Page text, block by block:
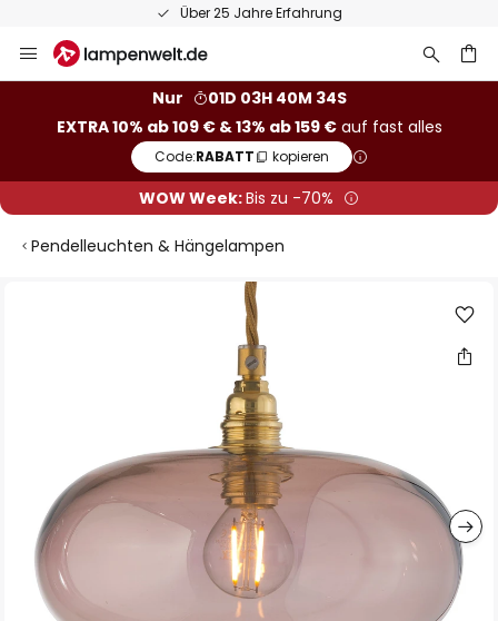
Über 25 Jahre Erfahrung
Inhalt
Nur
01D 03H 40M 33S
EXTRA 10% ab 109 € & 13% ab 159 €auf fast alles
Code:RABATT kopieren
WOW Week:Bis zu -70%
Pendelleuchten & Hängelampen